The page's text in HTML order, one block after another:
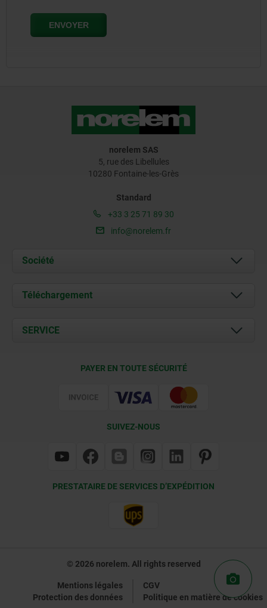
norelem SAS
5, rue des Libellules
10280 Fontaine-les-Grès
Standard
+33 3 25 71 89 30
info@norelem.fr
Société
À propos de nous
Contact
Téléchargement
Documents
SERVICE
PAYER EN TOUTE SÉCURITÉ
SUIVEZ-NOUS
PRESTATAIRE DE SERVICES D’EXPÉDITION
© 2026 norelem. All rights reserved
Mentions légales
CGV
Protection des données
Politique en matière de cookies